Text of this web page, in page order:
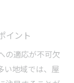
イント
の適応が不可欠
い地域では、屋